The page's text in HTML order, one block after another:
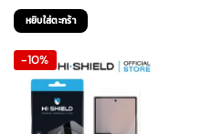
price
was:
790 ฿.
price
is:
710 ฿.
หยิบใส่ตะกร้า
-10%